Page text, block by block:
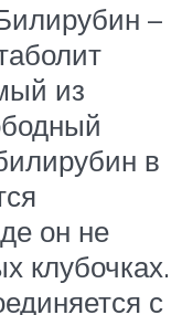
–
из
в
он не
клубочках.
с